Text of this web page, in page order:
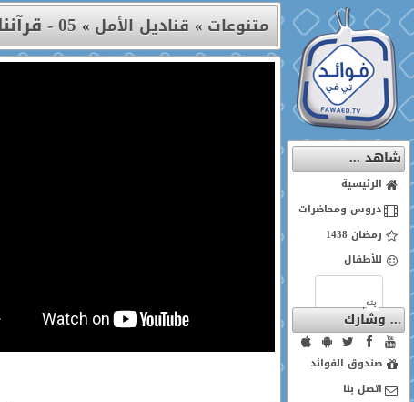
شاهد ...
الرئيسية
دروس ومحاضرات
رمضان 1438
للأطفال
... وشارك
صندوق الفوائد
اتصل بنا
متنوعات » قناديل الأمل »05 - قرآننا والقدس ... تراتيل مقدسية